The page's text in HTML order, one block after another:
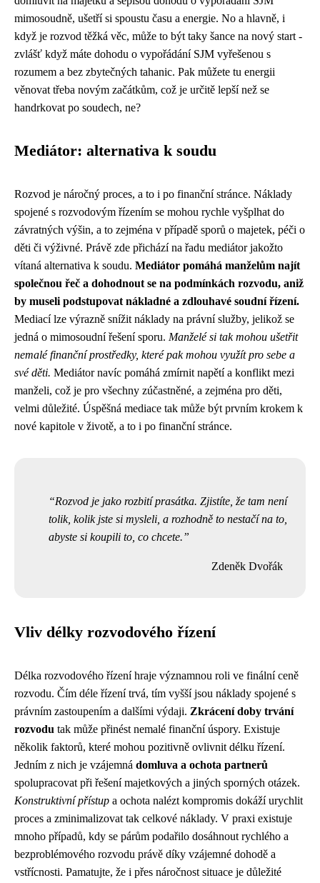
mimosoudně, ušetří si spoustu času a energie. No a hlavně, i
když je rozvod těžká věc, může to být taky šance na nový start -
zvlášť když máte dohodu o vypořádání SJM vyřešenou s
rozumem a bez zbytečných tahanic. Pak můžete tu energii
věnovat třeba novým začátkům, což je určitě lepší než se
handrkovat po soudech, ne?
Mediátor: alternativa k soudu
Rozvod je náročný proces, a to i po finanční stránce. Náklady
spojené s rozvodovým řízením se mohou rychle vyšplhat do
závratných výšin, a to zejména v případě sporů o majetek, péči o
děti či výživné. Právě zde přichází na řadu mediátor jakožto
vítaná alternativa k soudu. Mediátor pomáhá manželům najít
společnou řeč a dohodnout se na podmínkách rozvodu, aniž
by museli podstupovat nákladné a zdlouhavé soudní řízení.
Mediací lze výrazně snížit náklady na právní služby, jelikož se
jedná o mimosoudní řešení sporu. Manželé si tak mohou ušetřit
nemalé finanční prostředky, které pak mohou využít pro sebe a
své děti. Mediátor navíc pomáhá zmírnit napětí a konflikt mezi
manželi, což je pro všechny zúčastněné, a zejména pro děti,
velmi důležité. Úspěšná mediace tak může být prvním krokem k
nové kapitole v životě, a to i po finanční stránce.
Rozvod je jako rozbití prasátka. Zjistíte, že tam není
tolik, kolik jste si mysleli, a rozhodně to nestačí na to,
abyste si koupili to, co chcete.
Zdeněk Dvořák
Vliv délky rozvodového řízení
Délka rozvodového řízení hraje významnou roli ve finální ceně
rozvodu. Čím déle řízení trvá, tím vyšší jsou náklady spojené s
právním zastoupením a dalšími výdaji. Zkrácení doby trvání
rozvodu tak může přinést nemalé finanční úspory. Existuje
několik faktorů, které mohou pozitivně ovlivnit délku řízení.
Jedním z nich je vzájemná domluva a ochota partnerů
spolupracovat při řešení majetkových a jiných sporných otázek.
Konstruktivní přístup a ochota nalézt kompromis dokáží urychlit
proces a zminimalizovat tak celkové náklady. V praxi existuje
mnoho případů, kdy se párům podařilo dosáhnout rychlého a
bezproblémového rozvodu právě díky vzájemné dohodě a
vstřícnosti. Pamatujte, že i přes náročnost situace je důležité